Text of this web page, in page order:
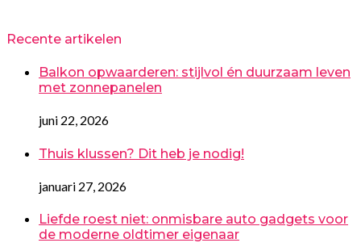
Recente artikelen
Balkon opwaarderen: stijlvol én duurzaam leven
met zonnepanelen
juni 22, 2026
Thuis klussen? Dit heb je nodig!
januari 27, 2026
Liefde roest niet: onmisbare auto gadgets voor
de moderne oldtimer eigenaar